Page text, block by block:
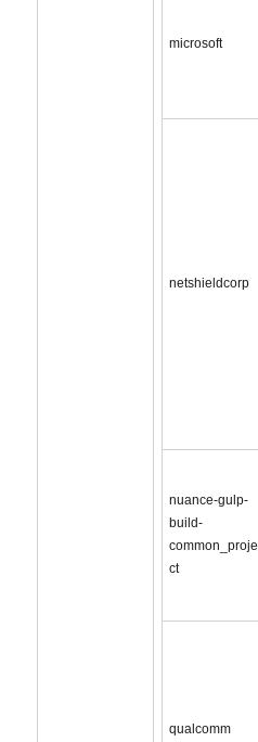
microsoft
netshieldcorp
nuance-gulp-
build-
common_proje
ct
qualcomm